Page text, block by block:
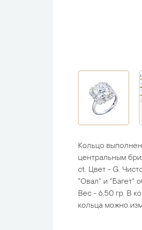
Кольцо
центральным
ct. Цвет - G.
"Овал" и "Багет"
Вес - 6,50 гр. В
кольца можно